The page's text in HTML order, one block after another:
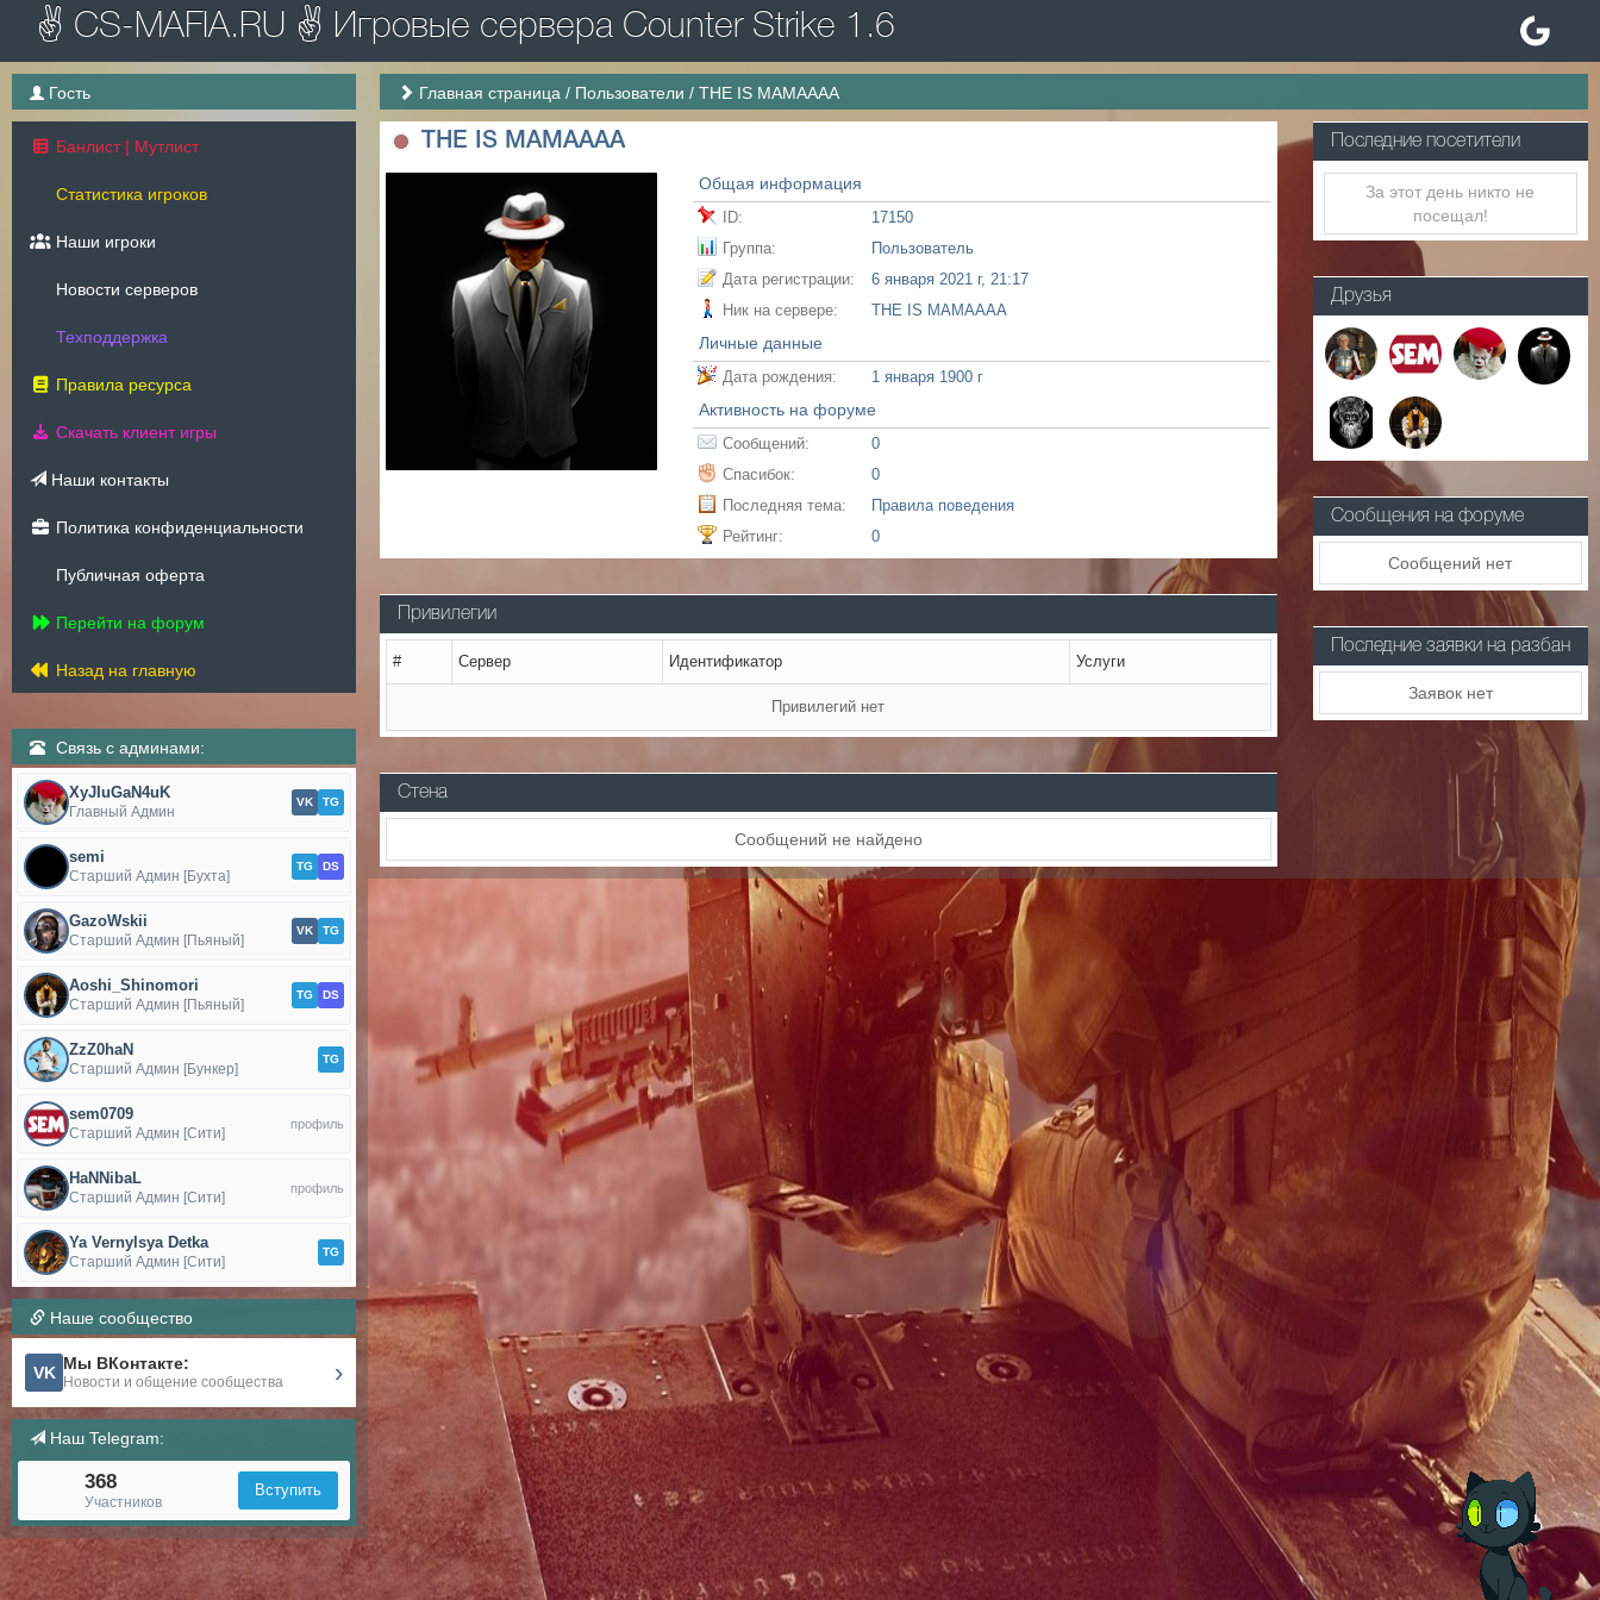
✌ CS-MAFIA.RU ✌ Игровые сервера Counter Strike 1.6
Гость
Банлист | Мутлист
Статистика игроков
Наши игроки
Новости серверов
Техподдержка
Правила ресурса
Скачать клиент игры
Наши контакты
Политика конфиденциальности
Публичная оферта
Перейти на форум
Назад на главную
Связь с админами:
XyJIuGaN4uK
Главный Админ
VK TG
semi
Старший Админ [Бухта]
TG DS
GazoWskii
Старший Админ [Пьяный]
VK TG
Aoshi_Shinomori
Старший Админ [Пьяный]
TG DS
ZzZ0haN
Старший Админ [Бункер]
TG
sem0709
Старший Админ [Сити]
профиль
HaNNibaL
Старший Админ [Сити]
профиль
Ya Vernylsya Detka
Старший Админ [Сити]
TG
Наше сообщество
VK Мы ВКонтакте:
Новости и общение сообщества ›
Наш Telegram:
368
Участников
Вступить
Главная страница / Пользователи /THE IS MAMAAAA
THE IS MAMAAAA
Общая информация
ID:
17150
Группа:
Пользователь
Дата регистрации:
6 января 2021 г, 21:17
Ник на сервере:
THE IS MAMAAAA
Личные данные
Дата рождения: 1 января 1900 г
Активность на форуме
Сообщений:
0
Спасибок:
0
Последняя тема:
Правила поведения
Рейтинг:
0
Привилегии
# Сервер Идентификатор Услуги
Привилегий нет
Стена
Сообщений не найдено
Последние посетители
За этот день никто не
посещал!
Друзья
Сообщения на форуме
Сообщений нет
Последние заявки на разбан
Заявок нет